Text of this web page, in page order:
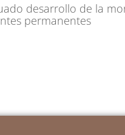
desarrollo de la
permanentes